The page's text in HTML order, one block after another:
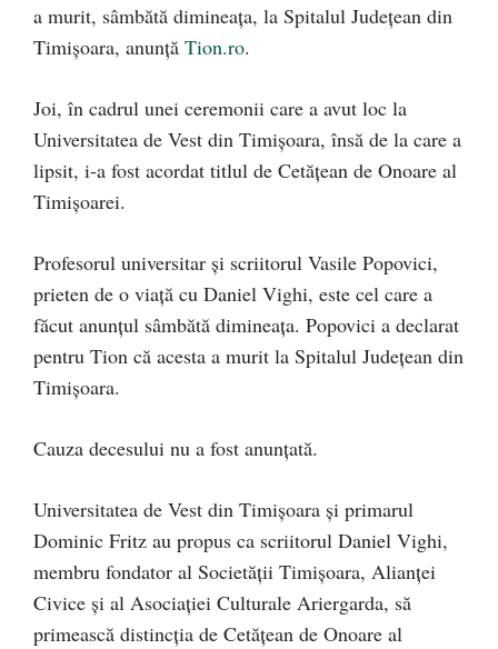
a murit, sâmbătă dimineața, la Spitalul Județean din
Timișoara, anunță Tion.ro.
Joi, în cadrul unei ceremonii care a avut loc la
Universitatea de Vest din Timișoara, însă de la care a
lipsit, i-a fost acordat titlul de Cetățean de Onoare al
Timișoarei.
Profesorul universitar şi scriitorul Vasile Popovici,
prieten de o viață cu Daniel Vighi, este cel care a
făcut anunțul sâmbătă dimineața. Popovici a declarat
pentru Tion că acesta a murit la Spitalul Județean din
Timișoara.
Cauza decesului nu a fost anunțată.
Universitatea de Vest din Timișoara și primarul
Dominic Fritz au propus ca scriitorul Daniel Vighi,
membru fondator al Societății Timișoara, Alianței
Civice și al Asociației Culturale Ariergarda, să
primească distincția de Cetățean de Onoare al